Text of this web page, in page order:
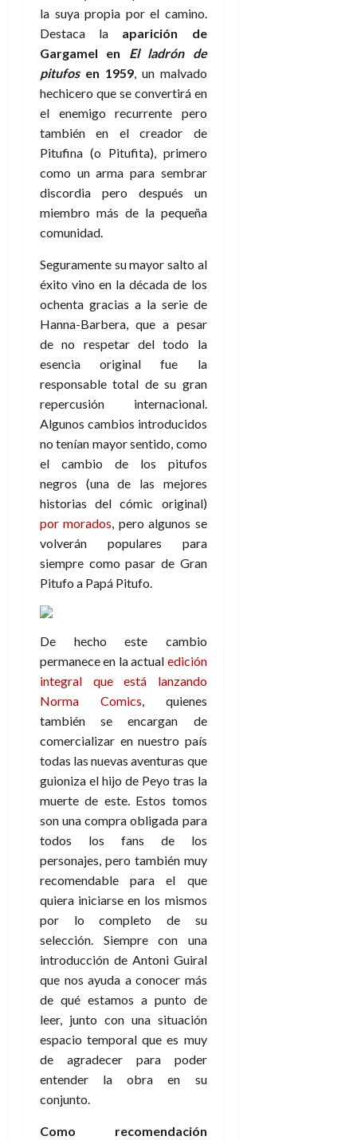
la suya propia por el camino.
Destaca la aparición de
Gargamel en El ladrón de
pitufosen 1959, un malvado
hechicero que se convertirá en
el enemigo recurrente pero
también en el creador de
Pitufina (o Pitufita), primero
como un arma para sembrar
discordia pero después un
miembro más de la pequeña
comunidad.
Seguramente su mayor salto al
éxito vino en la década de los
ochenta gracias a la serie de
Hanna-Barbera, que a pesar
de no respetar del todo la
esencia original fue la
responsable total de su gran
repercusión internacional.
Algunos cambios introducidos
no tenían mayor sentido, como
el cambio de los pitufos
negros (una de las mejores
historias del cómic original)
por morados, pero algunos se
volverán populares para
siempre como pasar de Gran
Pitufo a Papá Pitufo.
De hecho este cambio
permanece en la actual edición
integral que está lanzando
Norma Comics, quienes
también se encargan de
comercializar en nuestro país
todas las nuevas aventuras que
guioniza el hijo de Peyo tras la
muerte de este. Estos tomos
son una compra obligada para
todos los fans de los
personajes, pero también muy
recomendable para el que
quiera iniciarse en los mismos
por lo completo de su
selección. Siempre con una
introducción de Antoni Guiral
que nos ayuda a conocer más
de qué estamos a punto de
leer, junto con una situación
espacio temporal que es muy
de agradecer para poder
entender la obra en su
conjunto.
Como recomendación